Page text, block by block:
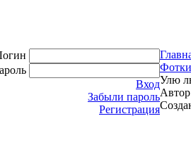
Вход
Забыли пароль
Регистрация
Улю